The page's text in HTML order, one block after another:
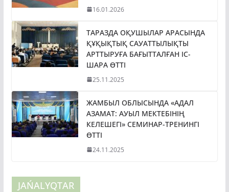
16.01.2026
ТАРАЗДА ОҚУШЫЛАР АРАСЫНДА
ҚҰҚЫҚТЫҚ САУАТТЫЛЫҚТЫ
АРТТЫРУҒА БАҒЫТТАЛҒАН ІС-
ШАРА ӨТТІ
25.11.2025
ЖАМБЫЛ ОБЛЫСЫНДА «АДАЛ
АЗАМАТ: АУЫЛ МЕКТЕБІНІҢ
КЕЛЕШЕГІ» СЕМИНАР-ТРЕНИНГІ
ӨТТІ
24.11.2025
JAŃALYQTAR